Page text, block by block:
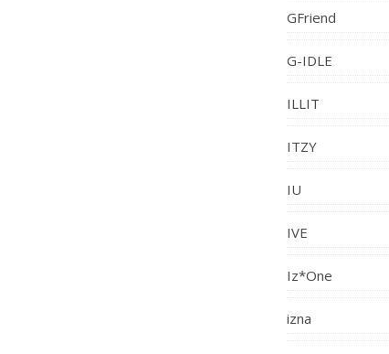
GFriend
G-IDLE
ILLIT
ITZY
IU
IVE
Iz*One
izna